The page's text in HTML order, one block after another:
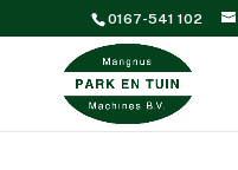
0167-541 102